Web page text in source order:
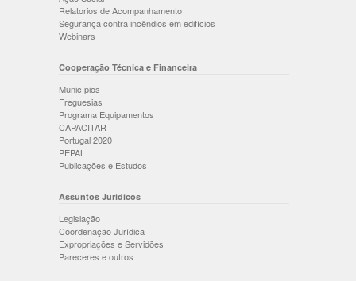
Relatorios de Acompanhamento
Segurança contra incêndios em edifícios
Webinars
Cooperação Técnica e Financeira
Municípios
Freguesias
Programa Equipamentos
CAPACITAR
Portugal 2020
PEPAL
Publicações e Estudos
Assuntos Jurídicos
Legislação
Coordenação Jurídica
Expropriações e Servidões
Pareceres e outros